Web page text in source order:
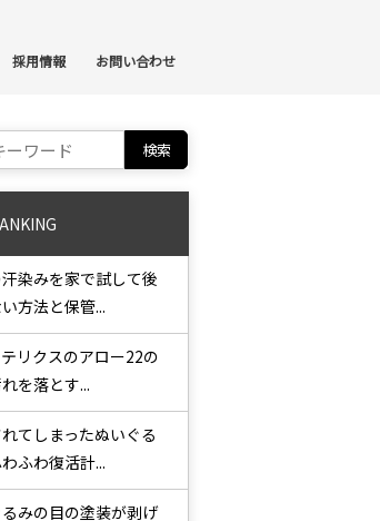
採用情報 お問い合わせ
染みを家で試して後
方法と保管...
リクスのアロー22の
を落とす...
てしまったぬいぐる
ふわ復活計...
みの目の塗装が剥げ